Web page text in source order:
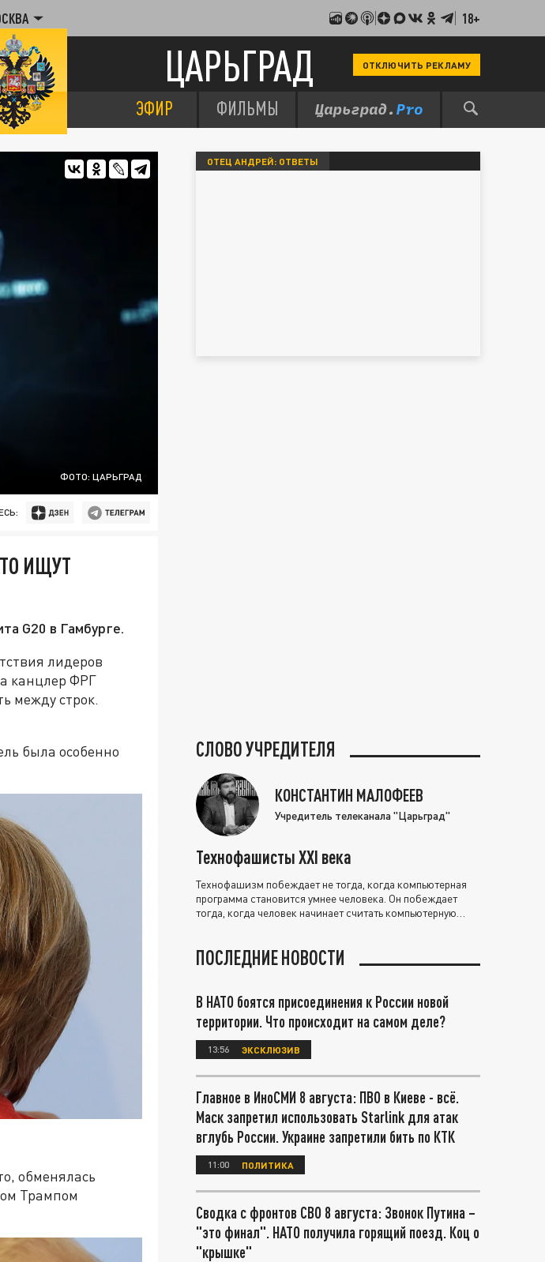
18+
ЦАРЬГРАД ОТКЛЮЧИТЬ РЕКЛАМУ
ЭФИР ФИЛЬМЫ
ФОТО: ЦАРЬГРАД
ИЩУТ
G20 в Гамбурге.
лидеров
канцлер ФРГ
между строк.
была особенно
обменялась
Трампом
ОТЕЦ АНДРЕЙ: ОТВЕТЫ
СЛОВО УЧРЕДИТЕЛЯ
КОНСТАНТИН МАЛОФЕЕВ
Учредитель телеканала "Царьград"
Технофашисты XXI века
Технофашизм побеждает не тогда, когда компьютерная
программа становится умнее человека. Он побеждает
тогда, когда человек начинает считать компьютерную
ПОСЛЕДНИЕ НОВОСТИ
В НАТО боятся присоединения к России новой
территории. Что происходит на самом деле?
13:56 ЭКСКЛЮЗИВ
Главное в ИноСМИ 8 августа: ПВО в Киеве - всё.
Маск запретил использовать Starlink для атак
вглубь России. Украине запретили бить по КТК
11:00 ПОЛИТИКА
Сводка с фронтов СВО 8 августа: Звонок Путина –
"это финал". НАТО получила горящий поезд. Коц о
"крышке"